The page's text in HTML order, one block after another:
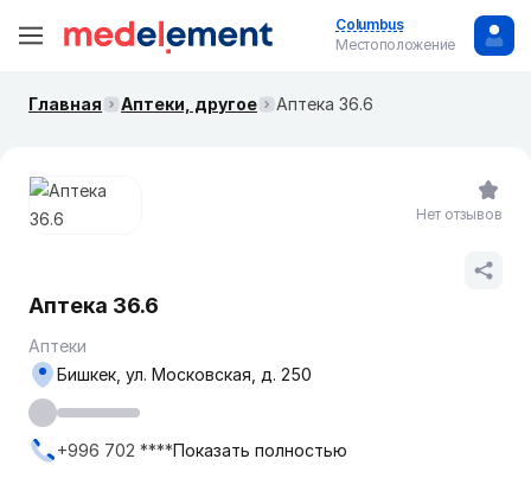
Columbus
Местоположение
Главная Аптеки, другое Аптека 36.6
Аптека 36.6
Аптеки
Бишкек, ул. Московская, д. 250
+996 702 ****Показать полностью
Нет отзывов